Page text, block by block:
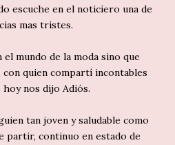
escuche en el noticiero una de
mas tristes.
mundo de la moda sino que
quien compartí incontables
nos dijo Adiós.
tan joven y saludable como
partir, continuo en estado de